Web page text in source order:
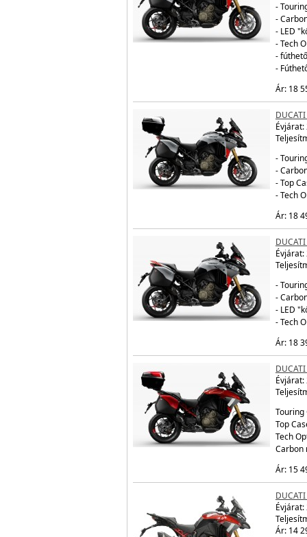
-
-
- LED
- Tech
-
-
Ár: 18
Évjárat:
-
-
- Top
- Tech
Ár: 18
Évjárat:
-
-
- LED
- Tech
Ár: 18
Évjárat:
Touring
Top
Tech
Carbon
Ár: 15
Évjárat:
Ár: 14